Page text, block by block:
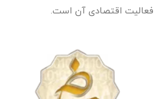
فعالیت اقتصادی آن است.